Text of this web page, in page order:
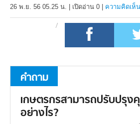
26 พ.ย. 56 05.25 น. เปิดอ่าน 0 ความคิดเห็
คำถาม
เกษตรกรสามารถปรับปรุ
อย่างไร?